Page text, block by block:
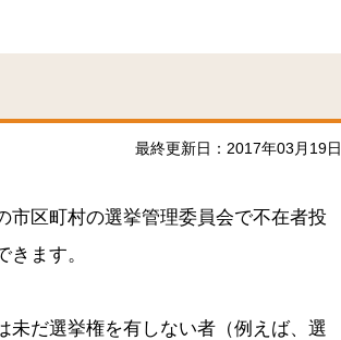
最終更新日：2017年03月19日
市区町村の選挙管理委員会で不在者投
ます。
未だ選挙権を有しない者（例えば、選